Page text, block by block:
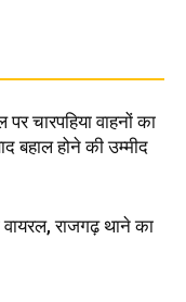
चारपहिया वाहनों का
बहाल होने की उम्मीद
राजगढ़ थाने का